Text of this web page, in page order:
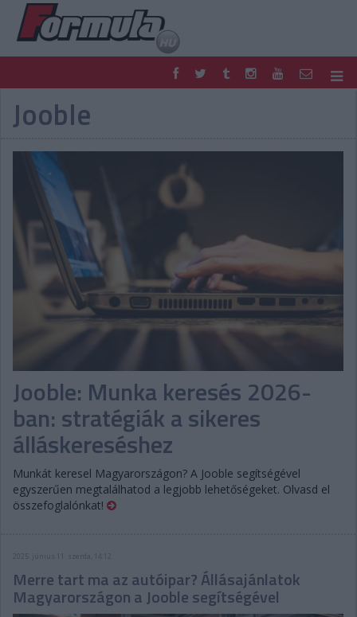
F1
FORMULA
RETRO
PODCAST
SHOP
TIPPJÁTÉK
DIGITÁLIS MAGAZIN
VERSENYNAPTÁRAK
Jooble
Jooble: Munka keresés 2026-
ban: stratégiák a sikeres
álláskereséshez
Munkát keresel Magyarországon? A Jooble segítségével
egyszerűen megtalálhatod a legjobb lehetőségeket. Olvasd el
összefoglalónkat!
2025. június 11. szerda, 14:12
Merre tart ma az autóipar? Állásajánlatok
Magyarországon a Jooble segítségével